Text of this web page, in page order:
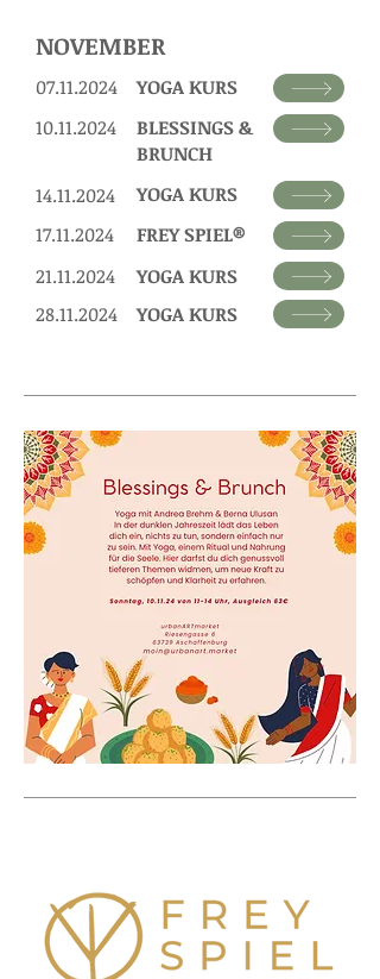
NOVEMBER
07.11.2024
YOGA KURS
10.11.2024
BLESSINGS &
BRUNCH
14.11.2024
YOGA KURS
FREY SPIEL®
17.11.2024
21.11.2024
YOGA KURS
28.11.2024
YOGA KURS